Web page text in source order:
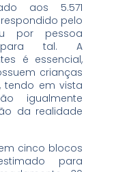
aos 5.571
pelo
por pessoa
para tal. A
é essencial,
crianças
em vista
igualmente
da realidade
cinco blocos
para